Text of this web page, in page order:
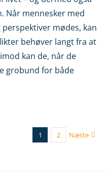
Når mennesker med
mødes, kan
behøver langt fra at
kan de, når de
grobund for både
1 2 Næste